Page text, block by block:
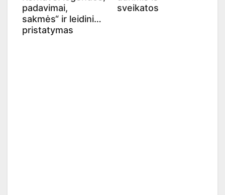
padavimai,
sakmės“ ir leidinio
pristatymas
sveikatos